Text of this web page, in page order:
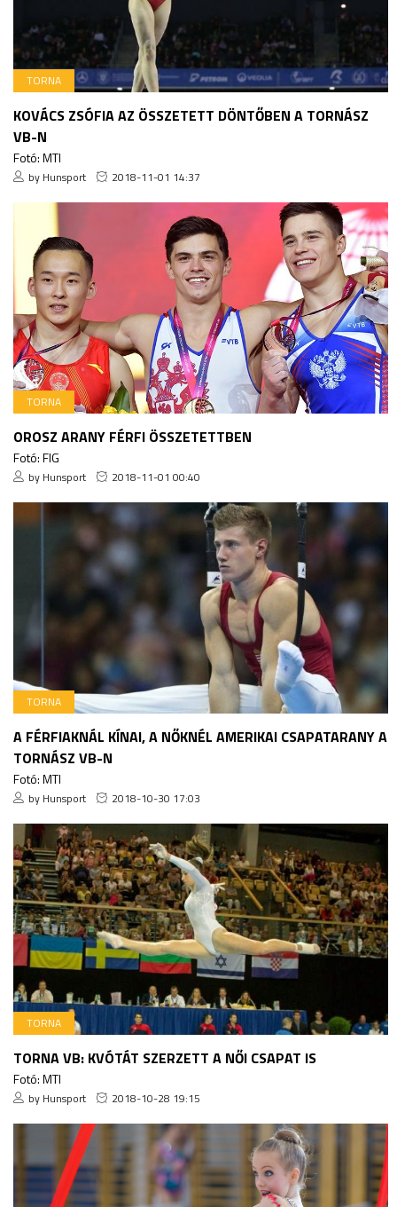
TORNA
KOVÁCS ZSÓFIA AZ ÖSSZETETT DÖNTŐBEN A TORNÁSZ
VB-N
Fotó: MTI
by Hunsport 2018-11-01 14:37
TORNA
OROSZ ARANY FÉRFI ÖSSZETETTBEN
Fotó: FIG
by Hunsport 2018-11-01 00:40
TORNA
A FÉRFIAKNÁL KÍNAI, A NŐKNÉL AMERIKAI CSAPATARANY A
TORNÁSZ VB-N
Fotó: MTI
by Hunsport 2018-10-30 17:03
TORNA
TORNA VB: KVÓTÁT SZERZETT A NŐI CSAPAT IS
Fotó: MTI
by Hunsport 2018-10-28 19:15